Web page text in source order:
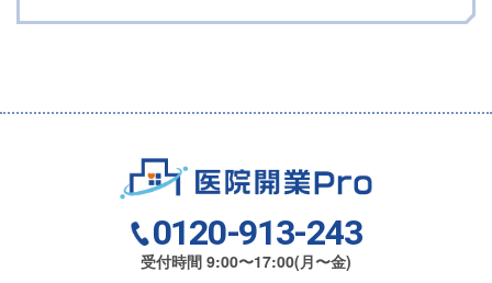
0120-913-243
受付時間 9:00〜17:00(月〜金)